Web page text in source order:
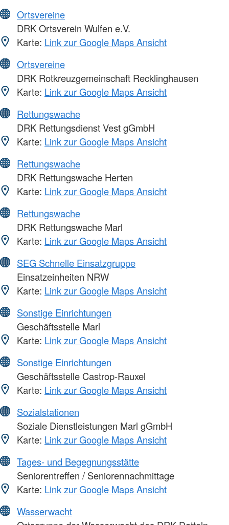
Ortsvereine
DRK Ortsverein Wulfen e.V.
Karte: Link zur Google Maps Ansicht
Ortsvereine
DRK Rotkreuzgemeinschaft Recklinghausen
Karte: Link zur Google Maps Ansicht
Rettungswache
DRK Rettungsdienst Vest gGmbH
Karte: Link zur Google Maps Ansicht
Rettungswache
DRK Rettungswache Herten
Karte: Link zur Google Maps Ansicht
Rettungswache
DRK Rettungswache Marl
Karte: Link zur Google Maps Ansicht
SEG Schnelle Einsatzgruppe
Einsatzeinheiten NRW
Karte: Link zur Google Maps Ansicht
Sonstige Einrichtungen
Geschäftsstelle Marl
Karte: Link zur Google Maps Ansicht
Sonstige Einrichtungen
Geschäftsstelle Castrop-Rauxel
Karte: Link zur Google Maps Ansicht
Sozialstationen
Soziale Dienstleistungen Marl gGmbH
Karte: Link zur Google Maps Ansicht
Tages- und Begegnungsstätte
Seniorentreffen / Seniorennachmittage
Karte: Link zur Google Maps Ansicht
Wasserwacht